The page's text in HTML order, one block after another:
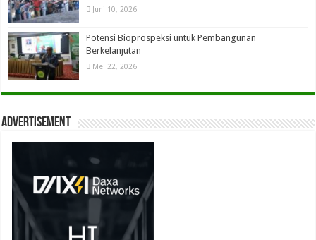
Juni 10, 2026
Potensi Bioprospeksi untuk Pembangunan
Berkelanjutan
Mei 22, 2026
Advertisement